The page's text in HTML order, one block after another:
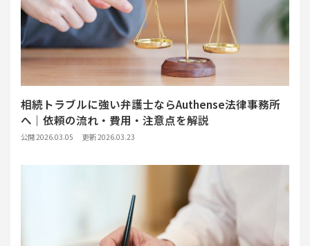
相続トラブルに強い弁護士ならAuthense法律事務所
へ｜依頼の流れ・費用・注意点を解説
公開 2026.03.05 更新 2026.03.23